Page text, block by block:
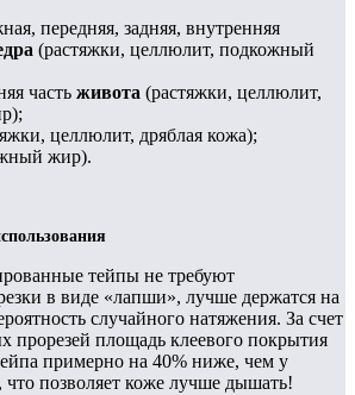
передняя, задняя, внутренняя
(растяжки, целлюлит, подкожный
часть живота (растяжки, целлюлит,
целлюлит, дряблая кожа);
жир).
тейпы не требуют
в виде «лапши», лучше держатся на
случайного натяжения. За счет
прорезей площадь клеевого покрытия
примерно на 40% ниже, чем у
что позволяет коже лучше дышать!